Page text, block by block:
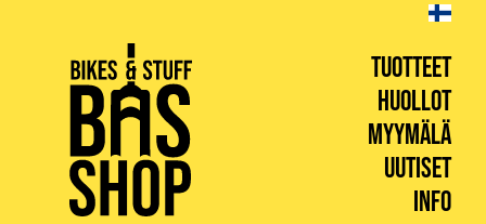
TUOTTEET
HUOLLOT
MYYMÄLÄ
UUTISET
INFO
BIKES & STUFF